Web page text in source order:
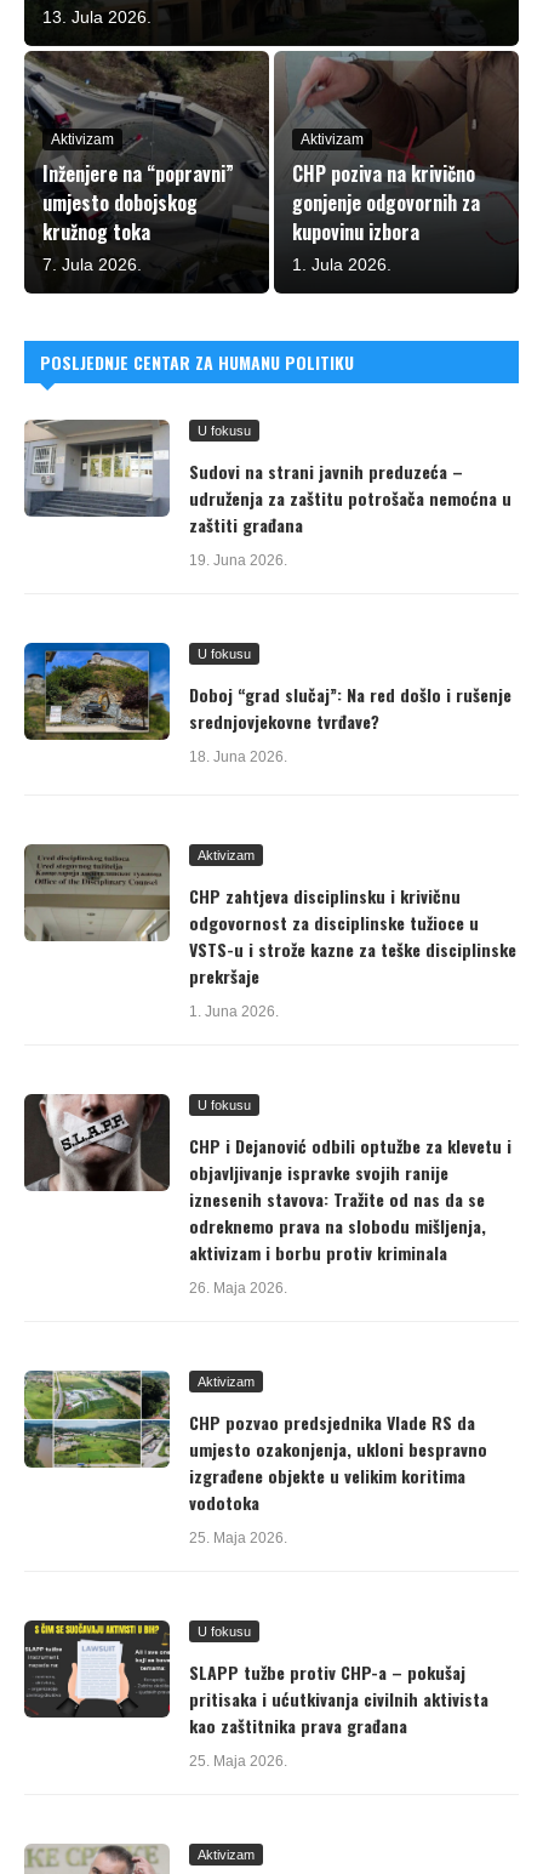
13. Jula 2026.
Aktivizam
Inženjere na “popravni”
umjesto dobojskog
kružnog toka
7. Jula 2026.
Aktivizam
CHP poziva na krivično
gonjenje odgovornih za
kupovinu izbora
1. Jula 2026.
POSLJEDNJE CENTAR ZA HUMANU POLITIKU
U fokusu
Sudovi na strani javnih preduzeća –
udruženja za zaštitu potrošača nemoćna u
zaštiti građana
19. Juna 2026.
U fokusu
Doboj “grad slučaj”: Na red došlo i rušenje
srednjovjekovne tvrđave?
18. Juna 2026.
Aktivizam
CHP zahtjeva disciplinsku i krivičnu
odgovornost za disciplinske tužioce u
VSTS-u i strože kazne za teške disciplinske
prekršaje
1. Juna 2026.
U fokusu
CHP i Dejanović odbili optužbe za klevetu i
objavljivanje ispravke svojih ranije
iznesenih stavova: Tražite od nas da se
odreknemo prava na slobodu mišljenja,
aktivizam i borbu protiv kriminala
26. Maja 2026.
Aktivizam
CHP pozvao predsjednika Vlade RS da
umjesto ozakonjenja, ukloni bespravno
izgrađene objekte u velikim koritima
vodotoka
25. Maja 2026.
U fokusu
SLAPP tužbe protiv CHP-a – pokušaj
pritisaka i ućutkivanja civilnih aktivista
kao zaštitnika prava građana
25. Maja 2026.
Aktivizam